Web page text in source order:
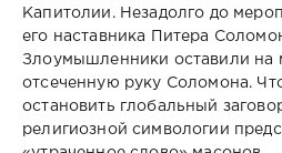
Капитолии. Незадолго до
его наставника Питера
Злоумышленники оставили на
отсеченную руку Соломона.
остановить глобальный
религиозной символогии